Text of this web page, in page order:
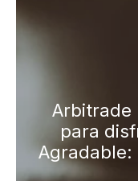
Arbitrade
para
Agradable: